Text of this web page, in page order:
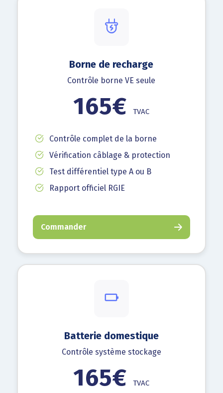
Borne de recharge
Contrôle borne VE seule
165€TVAC
Contrôle complet de la borne
Vérification câblage & protection
Test différentiel type A ou B
Rapport officiel RGIE
Commander
Batterie domestique
Contrôle système stockage
165€TVAC